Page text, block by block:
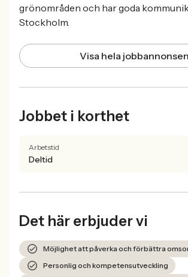
grönområden och har goda
Stockholm.
Visa hela jobbannonsen
Jobbet i korthet
Arbetstid
Deltid
Det här erbjuder vi
Möjlighet att påverka och förbättra
Personlig och kompetensutveckling